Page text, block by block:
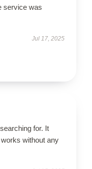
service was
Jul 17, 2025
for. It
without any